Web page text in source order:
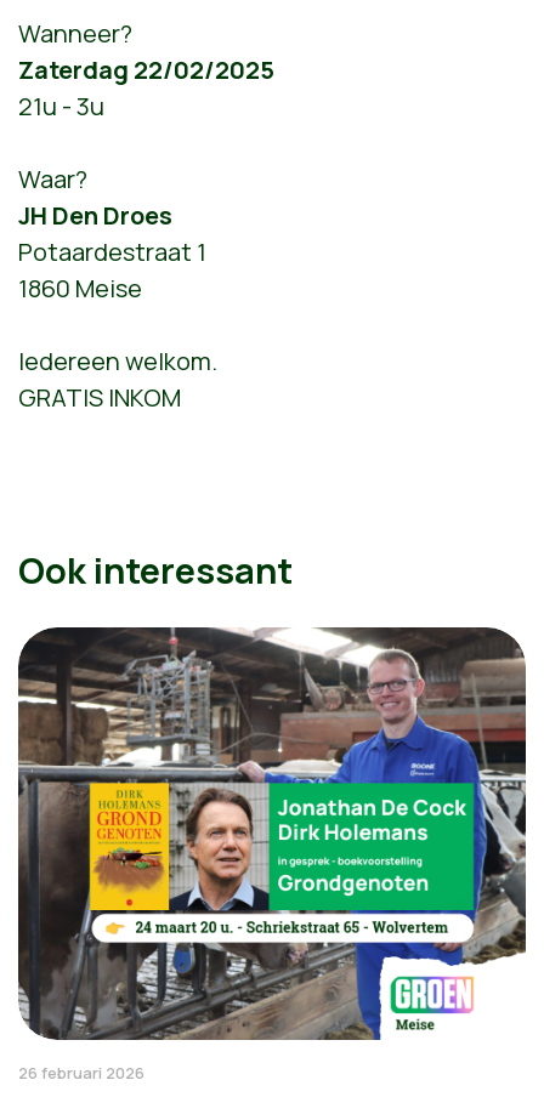
Wanneer?
Zaterdag 22/02/2025
21u - 3u
Waar?
JH Den Droes
Potaardestraat 1
1860 Meise
Iedereen welkom.
GRATIS INKOM
Ook interessant
26 februari 2026